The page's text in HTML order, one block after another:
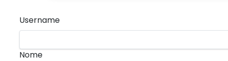
Username
Nome